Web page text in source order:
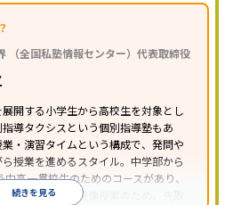
（全国私塾情報センター）代表取締役
開する小学生から高校生を対象とし
導タクシスという個別指導塾もあ
・演習タイムという構成で、発問や
授業を進めるスタイル。中学部から
中高一貫校生のためのコースがあり、
る。高校部は映像授業のため、先取
続きを見る